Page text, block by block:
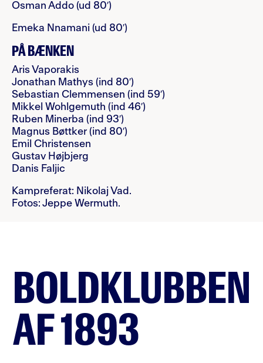
Osman Addo (ud 80′)
Emeka Nnamani (ud 80′)
PÅ BÆNKEN
Aris Vaporakis
Jonathan Mathys (ind 80′)
Sebastian Clemmensen (ind 59′)
Mikkel Wohlgemuth (ind 46′)
Ruben Minerba (ind 93′)
Magnus Bøttker (ind 80′)
Emil Christensen
Gustav Højbjerg
Danis Faljic
Kampreferat: Nikolaj Vad.
Fotos: Jeppe Wermuth.
BOLDKLUBBEN
AF 1893